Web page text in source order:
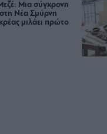
Μια σύγχρονη
Νέα Σμύρνη
μιλάει πρώτο